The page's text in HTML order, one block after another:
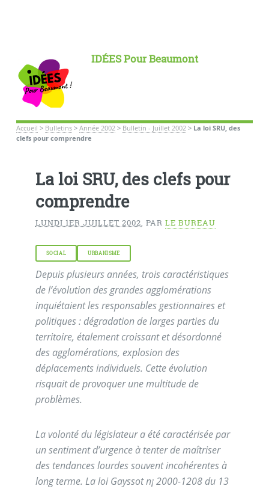
IDÉES Pour Beaumont
Accueil > Bulletins> Année 2002> Bulletin - Juillet 2002> La loi SRU, des
clefs pour comprendre
La loi SRU, des clefs pour
comprendre
LUNDI 1ER JUILLET 2002, PAR LE BUREAU
SOCIAL URBANISME
Depuis plusieurs années, trois caractéristiques
de l’évolution des grandes agglomérations
inquiétaient les responsables gestionnaires et
politiques : dégradation de larges parties du
territoire, étalement croissant et désordonné
des agglomérations, explosion des
déplacements individuels. Cette évolution
risquait de provoquer une multitude de
problèmes.
La volonté du législateur a été caractérisée par
un sentiment d’urgence à tenter de maîtriser
des tendances lourdes souvent incohérentes à
long terme. La loi Gayssot n¡ 2000-1208 du 13